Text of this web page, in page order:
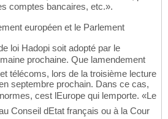
comptes bancaires, etc.».
européen et le Parlement
loi Hadopi soit adopté par le
prochaine. Que lamendement
télécoms, lors de la troisième lecture
septembre prochain. Dans ce cas,
cest lEurope qui lemporte. «Le
Conseil dEtat français ou à la Cour